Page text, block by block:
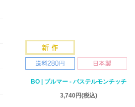
BO | ブルマー - パステルモンチッチ
3,740円(税込)